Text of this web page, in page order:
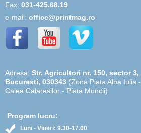
Fax: 031-425.68.19
e-mail: office@printmag.ro
Adresa: Str. Agricultori nr. 150, sector 3,
Bucuresti, 030343 (Zona Piata Alba Iulia -
Calea Calarasilor - Piata Muncii)
Program lucru:
Luni - Vineri: 9.30-17.00